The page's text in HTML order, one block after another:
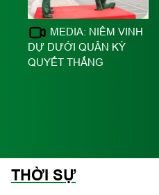
MEDIA: NIỀM VINH
DỰ DƯỚI QUÂN KỲ
QUYẾT THẮNG
THỜI SỰ